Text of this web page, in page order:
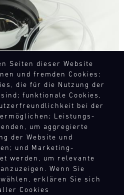
Seiten dieser Website
und fremden Cookies:
die für die Nutzung der
funktionale Cookies,
bei der
Leistungs-
um aggregierte
der Website und
und Marketing-
werden, um relevante
Wenn Sie
wählen, erklären Sie sich
Cookies